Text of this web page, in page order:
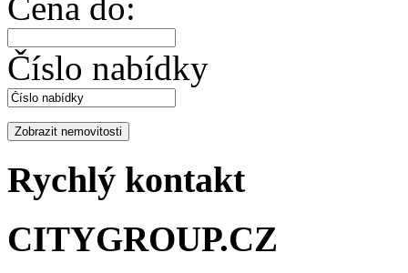
Cena do:
Číslo nabídky
Rychlý kontakt
CITYGROUP.CZ